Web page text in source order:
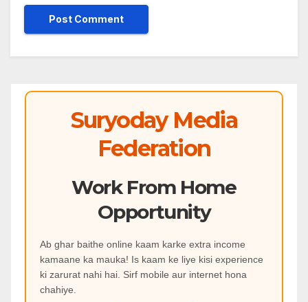
Suryoday Media
Federation
Work From Home
Opportunity
Ab ghar baithe online kaam karke extra income
kamaane ka mauka! Is kaam ke liye kisi experience
ki zarurat nahi hai. Sirf mobile aur internet hona
chahiye.